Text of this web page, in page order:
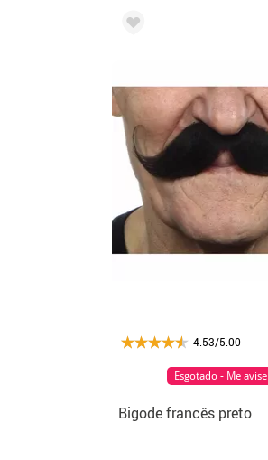
4.53/5.00
Bigode francês preto
Esgotado - Me avise